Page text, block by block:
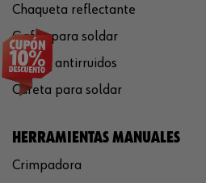
Chaqueta reflectante
Gafas para soldar
Cascos antirruidos
Careta para soldar
HERRAMIENTAS MANUALES
Crimpadora